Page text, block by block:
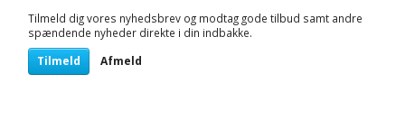
Tilmeld dig vores nyhedsbrev og modtag gode tilbud samt andre
spændende nyheder direkte i din indbakke.
Tilmeld Afmeld